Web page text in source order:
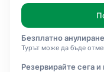
Безплатно
Турът може да бъде
Резервирайте сега